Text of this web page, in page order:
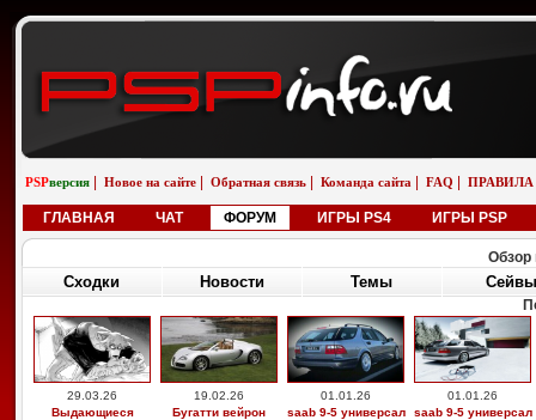
PSPверсия Новое на сайте Обратная связь Команда сайта FAQ ПРАВИЛА
ГЛАВНАЯ ЧАТ ФОРУМ ИГРЫ PS4 ИГРЫ PSP
Обзор
Сходки Новости Темы Сейвы
29.03.26
Выдающиеся
19.02.26
Бугатти вейрон
01.01.26
saab 9-5 универсал
01.01.26
saab 9-5 универсал